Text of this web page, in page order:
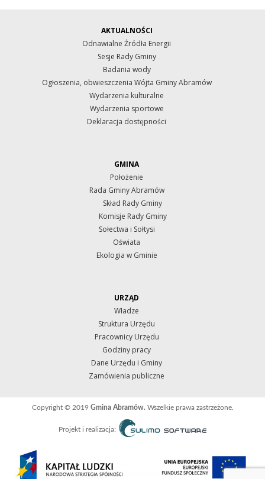
AKTUALNOŚCI
Odnawialne Źródła Energii
Sesje Rady Gminy
Badania wody
Ogłoszenia, obwieszczenia Wójta Gminy Abramów
Wydarzenia kulturalne
Wydarzenia sportowe
Deklaracja dostępności
GMINA
Położenie
Rada Gminy Abramów
Skład Rady Gminy
Komisje Rady Gminy
Sołectwa i Sołtysi
Oświata
Ekologia w Gminie
URZĄD
Władze
Struktura Urzędu
Pracownicy Urzędu
Godziny pracy
Dane Urzędu i Gminy
Zamówienia publiczne
Copyright © 2019 Gmina Abramów. Wszelkie prawa zastrzeżone.
Projekt i realizacja: